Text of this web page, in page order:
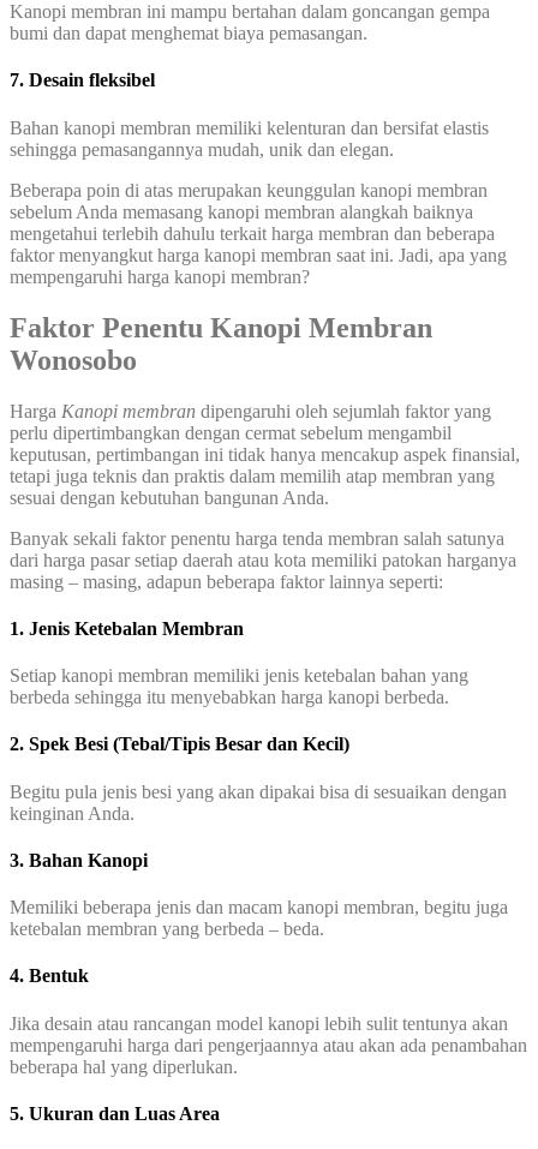
Kanopi membran ini mampu bertahan dalam goncangan gempa
bumi dan dapat menghemat biaya pemasangan.
7. Desain fleksibel
Bahan kanopi membran memiliki kelenturan dan bersifat elastis
sehingga pemasangannya mudah, unik dan elegan.
Beberapa poin di atas merupakan keunggulan kanopi membran
sebelum Anda memasang kanopi membran alangkah baiknya
mengetahui terlebih dahulu terkait harga membran dan beberapa
faktor menyangkut harga kanopi membran saat ini. Jadi, apa yang
mempengaruhi harga kanopi membran?
Faktor Penentu Kanopi Membran
Wonosobo
Harga Kanopi membran dipengaruhi oleh sejumlah faktor yang
perlu dipertimbangkan dengan cermat sebelum mengambil
keputusan, pertimbangan ini tidak hanya mencakup aspek finansial,
tetapi juga teknis dan praktis dalam memilih atap membran yang
sesuai dengan kebutuhan bangunan Anda.
Banyak sekali faktor penentu harga tenda membran salah satunya
dari harga pasar setiap daerah atau kota memiliki patokan harganya
masing – masing, adapun beberapa faktor lainnya seperti:
1. Jenis Ketebalan Membran
Setiap kanopi membran memiliki jenis ketebalan bahan yang
berbeda sehingga itu menyebabkan harga kanopi berbeda.
2. Spek Besi (Tebal/Tipis Besar dan Kecil)
Begitu pula jenis besi yang akan dipakai bisa di sesuaikan dengan
keinginan Anda.
3. Bahan Kanopi
Memiliki beberapa jenis dan macam kanopi membran, begitu juga
ketebalan membran yang berbeda – beda.
4. Bentuk
Jika desain atau rancangan model kanopi lebih sulit tentunya akan
mempengaruhi harga dari pengerjaannya atau akan ada penambahan
beberapa hal yang diperlukan.
5. Ukuran dan Luas Area